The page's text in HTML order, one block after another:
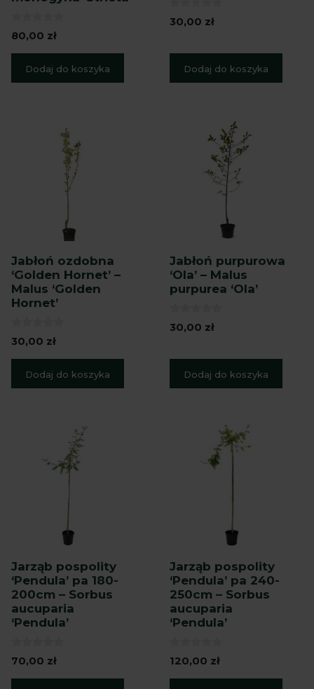
0
z
80,00 zł
Dodaj do koszyka
0
z
30,00 zł
Dodaj do koszyka
Jabłoń ozdobna
‘Golden Hornet’ –
Malus ‘Golden
Hornet’
0
z
30,00 zł
Dodaj do koszyka
Jabłoń purpurowa
‘Ola’ – Malus
purpurea ‘Ola’
0
z
30,00 zł
Dodaj do koszyka
Jarząb pospolity
‘Pendula’ pa 180-
200cm – Sorbus
aucuparia
‘Pendula’
0
z
70,00 zł
Jarząb pospolity
‘Pendula’ pa 240-
250cm – Sorbus
aucuparia
‘Pendula’
0
z
120,00 zł